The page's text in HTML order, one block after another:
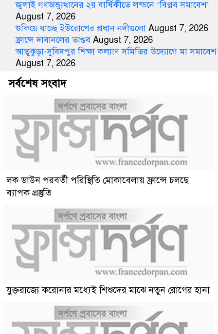
জুলাই গণঅভ্যুত্থানের ২য় বার্ষিকীতে লন্ডনে ‘বিপ্লব সমাবেশ’
August 7, 2026
শুকিয়ে যাচ্ছে ইউরোপের প্রধান নদীগুলো August 7, 2026
ফ্রান্সে দাবানলের তাণ্ডব August 7, 2026
আতুকুড়া-সুবিদপুর শিক্ষা কল্যাণ সমিতির উদ্যোগে মা সমাবেশ
August 7, 2026
সর্বশেষ সংবাদ
লক ডাউন পরবর্তী পরিস্থিতি মোকাবেলায় ফ্রান্সে চলছে
ব্যাপক প্রস্তুতি
যুক্তরাজ্যে করোনার মধ্যেই শিশুদের মাঝে নতুন রোগের হানা